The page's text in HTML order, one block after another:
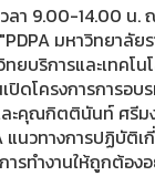
9.00-14.00 น.
มหาวิทยา
บริการและเทค
ปิดโครงการการอ
คุณกิตตินันท์ ศรีม
แนวทางการปฏิ
รทำงานให้ถูกต้อง